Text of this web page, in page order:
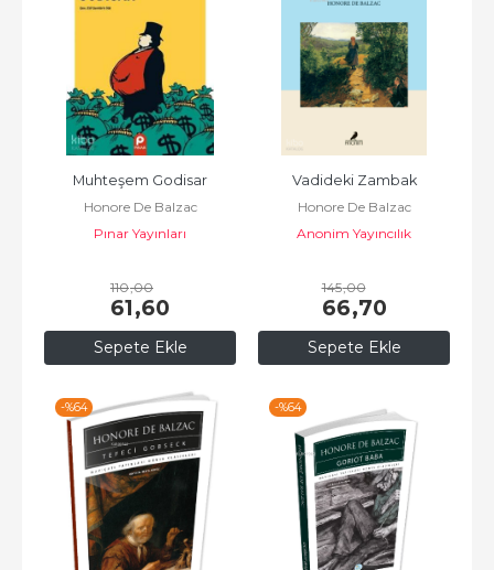
Sepete Ekle
Muhteşem Godisar
Honore De Balzac
Pınar Yayınları
110,00
61,60
Sepete Ekle
Vadideki Zambak
Honore De Balzac
Anonim Yayıncılık
145,00
66,70
-%64 -%64